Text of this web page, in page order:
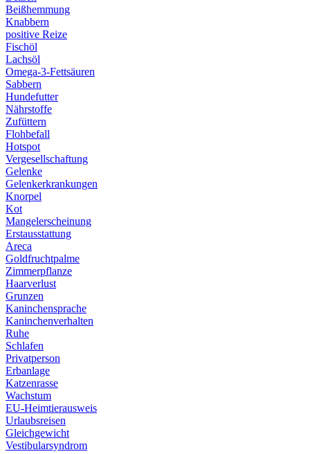
Beißhemmung
Knabbern
positive Reize
Fischöl
Lachsöl
Omega-3-Fettsäuren
Sabbern
Hundefutter
Nährstoffe
Zufüttern
Flohbefall
Hotspot
Vergesellschaftung
Gelenke
Gelenkerkrankungen
Knorpel
Kot
Mangelerscheinung
Erstausstattung
Areca
Goldfruchtpalme
Zimmerpflanze
Haarverlust
Grunzen
Kaninchensprache
Kaninchenverhalten
Ruhe
Schlafen
Privatperson
Erbanlage
Katzenrasse
Wachstum
EU-Heimtierausweis
Urlaubsreisen
Gleichgewicht
Vestibularsyndrom